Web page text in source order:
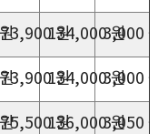
원
134,000 원3,000 원
원
134,000 원3,000 원
원
136,000 원3,050 원